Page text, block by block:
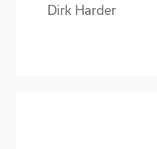
Dirk Harder